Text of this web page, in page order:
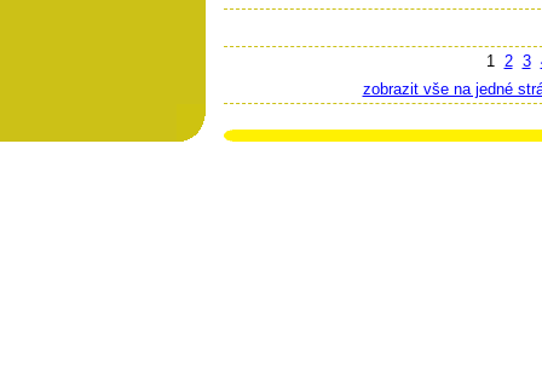
1 2 3
zobrazit vše na jedné